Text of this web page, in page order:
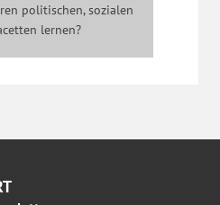
politischen, sozialen
lernen?